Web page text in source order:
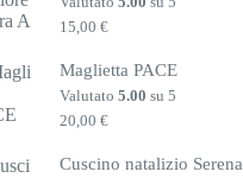
15,00€
Maglietta PACE
Valutato5.00 su 5
20,00€
Cuscino natalizio Serena